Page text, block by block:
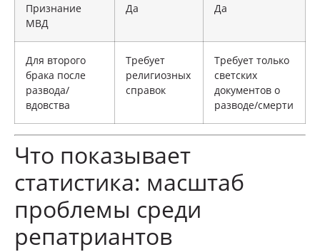
Признание
МВД
Да Да
Для второго
брака после
развода/
вдовства
Требует
религиозных
справок
Требует только
светских
документов о
разводе/смерти
Что показывает
статистика: масштаб
проблемы среди
репатриантов